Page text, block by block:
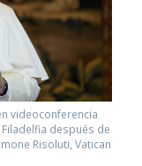
videoconferencia
después de
Risoluti, Vatican